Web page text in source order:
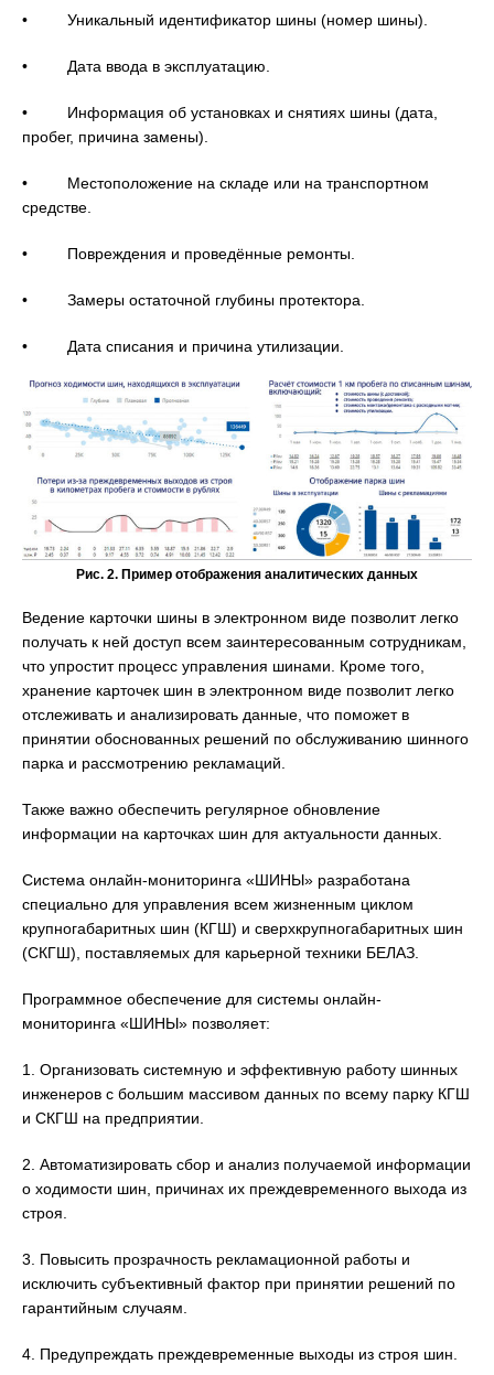
• Уникальный идентификатор шины (номер шины).
• Дата ввода в эксплуатацию.
• Информация об установках и снятиях шины (дата,
пробег, причина замены).
• Местоположение на складе или на транспортном
средстве.
• Повреждения и проведённые ремонты.
• Замеры остаточной глубины протектора.
• Дата списания и причина утилизации.
Рис. 2. Пример отображения аналитических данных
Ведение карточки шины в электронном виде позволит легко
получать к ней доступ всем заинтересованным сотрудникам,
что упростит процесс управления шинами. Кроме того,
хранение карточек шин в электронном виде позволит легко
отслеживать и анализировать данные, что поможет в
принятии обоснованных решений по обслуживанию шинного
парка и рассмотрению рекламаций.
Также важно обеспечить регулярное обновление
информации на карточках шин для актуальности данных.
Система онлайн-мониторинга «ШИНЫ» разработана
специально для управления всем жизненным циклом
крупногабаритных шин (КГШ) и сверхкрупногабаритных шин
(СКГШ), поставляемых для карьерной техники БЕЛАЗ.
Программное обеспечение для системы онлайн-
мониторинга «ШИНЫ» позволяет:
1. Организовать системную и эффективную работу шинных
инженеров с большим массивом данных по всему парку КГШ
и СКГШ на предприятии.
2. Автоматизировать сбор и анализ получаемой информации
о ходимости шин, причинах их преждевременного выхода из
строя.
3. Повысить прозрачность рекламационной работы и
исключить субъективный фактор при принятии решений по
гарантийным случаям.
4. Предупреждать преждевременные выходы из строя шин.